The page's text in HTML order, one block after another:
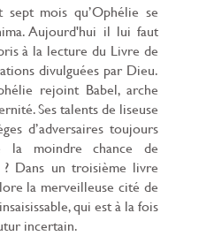
sept mois qu’Ophélie se
Aujourd'hui il lui faut
à la lecture du Livre de
divulguées par Dieu.
rejoint Babel, arche
Ses talents de liseuse
d’adversaires toujours
la moindre chance de
Dans un troisième livre
la merveilleuse cité de
qui est à la fois
incertain.